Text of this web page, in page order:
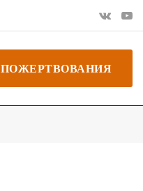
ПОЖЕРТВОВАНИЯ